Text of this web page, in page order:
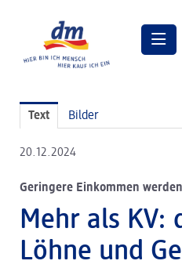
Pressebilder
dm Geschäftsführung
dm Markt
dm friseurstudio
dm kosmetikstudio
Text Bilder
20.12.2024
Geringere Einkommen
Mehr als KV:
Löhne und